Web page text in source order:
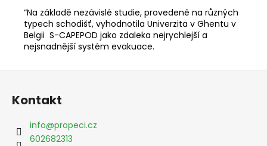
“Na základě nezávislé studie, provedené na různých
typech schodišť, vyhodnotila Univerzita v Ghentu v
Belgii S-CAPEPOD jako zdaleka nejrychlejší a
nejsnadnější systém evakuace.
Kontakt
info@propeci.cz
602682313